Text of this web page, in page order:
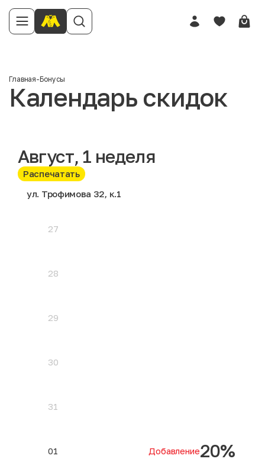
Главная-Бонусы
Календарь скидок
Август, 1 неделя
Распечатать
ул. Трофимова 32, к.1
27
28
29
30
31
Добавление
01 20%